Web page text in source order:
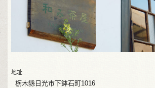
地址
栃木縣日光市下鉢石町1016